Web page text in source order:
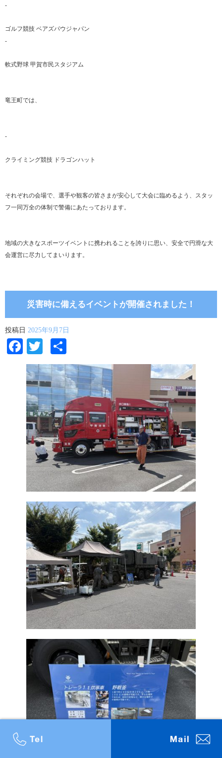
-
ゴルフ競技 ベアズパウジャパン
-
軟式野球 甲賀市民スタジアム
竜王町では、
-
クライミング競技 ドラゴンハット
それぞれの会場で、選手や観客の皆さまが安心して大会に臨めるよう、スタッ
フ一同万全の体制で警備にあたっております。
地域の大きなスポーツイベントに携われることを誇りに思い、安全で円滑な大
会運営に尽力してまいります。
災害時に備えるイベントが開催されました！
投稿日 2025年9月7日
Facebook
Twitter
有